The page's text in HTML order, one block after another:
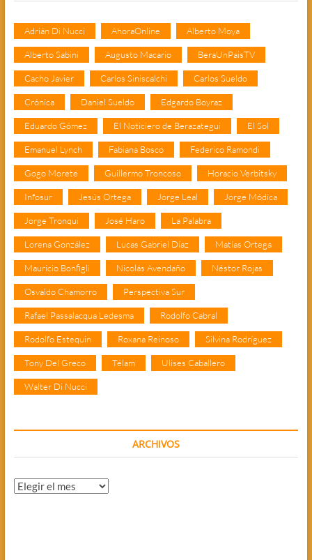
Adrián Di Nucci AhoraOnline Alberto Moya
Alberto Sabini Augusto Macario BeraUnPaisTV
Cacho Javier Carlos Siniscalchi Carlos Sueldo
Crónica Daniel Sueldo Edgardo Boyraz
Eduardo Gómez El Noticiero de Berazategui El Sol
Emanuel Lynch Fabiana Bosco Federico Ramondi
Gogo Morete Guillermo Troncoso Horacio Verbitsky
Infosur Jesús Ortega Jorge Leal Jorge Módica
Jorge Tronqui José Haro La Palabra
Lorena González Lucas Gabriel Díaz Matías Ortega
Mauricio Bonfigli Nicolás Avendaño Néstor Rojas
Osvaldo Chamorro Perspectiva Sur
Rafael Passalacqua Ledesma Rodolfo Cabral
Rodolfo Estequin Roxana Reinoso Silvina Rodríguez
Tony Del Greco Télam Ulises Caballero
Walter Di Nucci
ARCHIVOS
Archivos